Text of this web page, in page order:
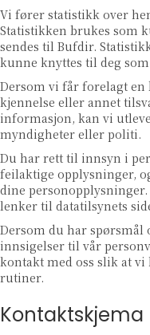
Vi fører statistikk over
Statistikken brukes som
sendes til Bufdir.
kunne knyttes til deg
Dersom vi får forelagt
kjennelse eller annet
informasjon, kan vi
myndigheter eller politi.
Du har rett til innsyn i
feilaktige opplysninger,
dine
lenker til datatilsynets
Dersom du har
innsigelser til vår
kontakt med oss slik at
rutiner.
Kontaktskjema